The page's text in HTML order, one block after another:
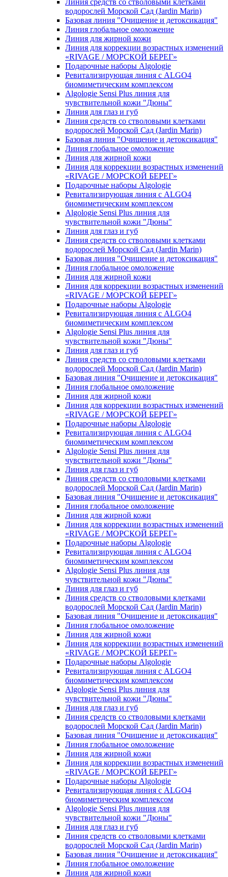
Линия средств со стволовыми клетками
водорослей Морской Сад (Jardin Marin)
Базовая линия "Очищение и детоксикация"
Линия глобальное омоложение
Линия для жирной кожи
Линия для коррекции возрастных изменений
«RIVAGE / МОРСКОЙ БЕРЕГ»
Подарочные наборы Algologie
Ревитализирующая линия с ALGO4
биомиметическим комплексом
Algologie Sensi Plus линия для
чувcтвительной кожи "Дюны"
Линия для глаз и губ
Линия средств со стволовыми клетками
водорослей Морской Сад (Jardin Marin)
Базовая линия "Очищение и детоксикация"
Линия глобальное омоложение
Линия для жирной кожи
Линия для коррекции возрастных изменений
«RIVAGE / МОРСКОЙ БЕРЕГ»
Подарочные наборы Algologie
Ревитализирующая линия с ALGO4
биомиметическим комплексом
Algologie Sensi Plus линия для
чувcтвительной кожи "Дюны"
Линия для глаз и губ
Линия средств со стволовыми клетками
водорослей Морской Сад (Jardin Marin)
Базовая линия "Очищение и детоксикация"
Линия глобальное омоложение
Линия для жирной кожи
Линия для коррекции возрастных изменений
«RIVAGE / МОРСКОЙ БЕРЕГ»
Подарочные наборы Algologie
Ревитализирующая линия с ALGO4
биомиметическим комплексом
Algologie Sensi Plus линия для
чувcтвительной кожи "Дюны"
Линия для глаз и губ
Линия средств со стволовыми клетками
водорослей Морской Сад (Jardin Marin)
Базовая линия "Очищение и детоксикация"
Линия глобальное омоложение
Линия для жирной кожи
Линия для коррекции возрастных изменений
«RIVAGE / МОРСКОЙ БЕРЕГ»
Подарочные наборы Algologie
Ревитализирующая линия с ALGO4
биомиметическим комплексом
Algologie Sensi Plus линия для
чувcтвительной кожи "Дюны"
Линия для глаз и губ
Линия средств со стволовыми клетками
водорослей Морской Сад (Jardin Marin)
Базовая линия "Очищение и детоксикация"
Линия глобальное омоложение
Линия для жирной кожи
Линия для коррекции возрастных изменений
«RIVAGE / МОРСКОЙ БЕРЕГ»
Подарочные наборы Algologie
Ревитализирующая линия с ALGO4
биомиметическим комплексом
Algologie Sensi Plus линия для
чувcтвительной кожи "Дюны"
Линия для глаз и губ
Линия средств со стволовыми клетками
водорослей Морской Сад (Jardin Marin)
Базовая линия "Очищение и детоксикация"
Линия глобальное омоложение
Линия для жирной кожи
Линия для коррекции возрастных изменений
«RIVAGE / МОРСКОЙ БЕРЕГ»
Подарочные наборы Algologie
Ревитализирующая линия с ALGO4
биомиметическим комплексом
Algologie Sensi Plus линия для
чувcтвительной кожи "Дюны"
Линия для глаз и губ
Линия средств со стволовыми клетками
водорослей Морской Сад (Jardin Marin)
Базовая линия "Очищение и детоксикация"
Линия глобальное омоложение
Линия для жирной кожи
Линия для коррекции возрастных изменений
«RIVAGE / МОРСКОЙ БЕРЕГ»
Подарочные наборы Algologie
Ревитализирующая линия с ALGO4
биомиметическим комплексом
Algologie Sensi Plus линия для
чувcтвительной кожи "Дюны"
Линия для глаз и губ
Линия средств со стволовыми клетками
водорослей Морской Сад (Jardin Marin)
Базовая линия "Очищение и детоксикация"
Линия глобальное омоложение
Линия для жирной кожи